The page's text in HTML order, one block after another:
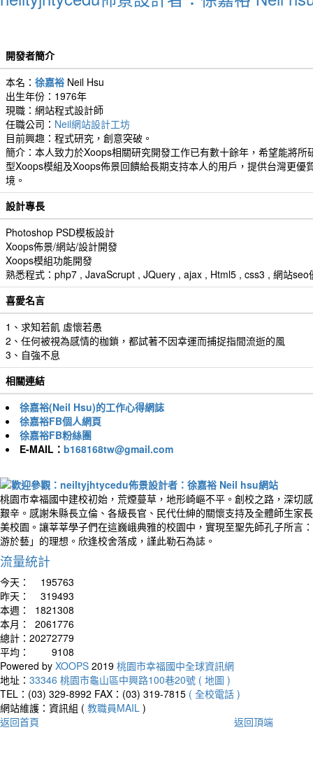
開發者簡介
本名： 徐嘉裕 Neil Hsu
出生年份：1976年
現職：網站程式設計師
任職公司： Neil網站設計工坊
目前興趣：程式研究，創意突破。
簡介：本人致力於Xoops相關研究開發工作已有數十餘年，希望能將所
型Xoops模組及Xoops佈景回饋給長期支持本人的用戶，提供台灣更優
境。
設計專長
Photoshop PSD模板設計
Xoops佈景/網站/設計開發
Xoops模組功能開發
熟悉程式：php7 , JavaScrupt , JQuery , ajax , Html5 , css3 , 網站seo
喜愛名言
1、求知若飢 虛懷若愚
2、任何被視為感情的枷鎖，都試著不因幸運而捕捉指間流逝的風
3、自強不息
相關連結
徐嘉裕(Neil Hsu)的工作心得網誌
徐嘉裕FB個人網頁
徐嘉裕FB粉絲團
E-MAIL： b168168tw@gmail.com
桃園市幸福國中建校初始，荒煙蔓草，地形崎嶇不平。創校之路，深切
艱辛。感謝朱縣長立倫、各級長官、民代仕紳的關懷支持及全體師生家
美校園。讓莘莘學子們在這巍峨典雅的校園中，實現至聖先師孔子所言
游於藝」的理想。欣逢校舍落成，謹此勒石為誌。
流量統計
今天：
195763
昨天：
319493
本週：
1821308
本月：
2061776
總計： 20272779
平均：
9108
Powered by XOOPS 2019 桃園市幸福國中全球資訊網
地址： 33346 桃園市龜山區中興路100巷20號 ( 地圖 )
TEL：(03) 329-8992 FAX：(03) 319-7815 ( 全校電話 )
網站維護：資訊組 ( 教職員MAIL )
返回首頁
返回頂端